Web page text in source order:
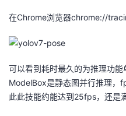
在Chrome浏览器chrome://
可以看到耗时最久的为推理功
ModelBox是静态图并行推理，
此此技能约能达到25fps，还是